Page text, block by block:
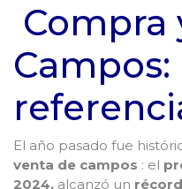
Compra
El año pasado fue
venta de campos : el
2024, alcanzó un